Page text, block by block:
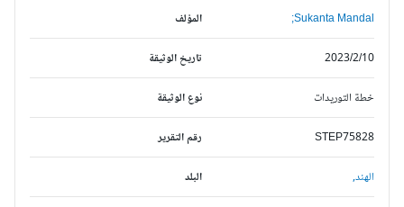
المؤلف Sukanta Mandal;
تاريخ الوثيقة 2023/2/10
نوع الوثيقة خطة التوريدات
رقم التقرير STEP75828
البلد الهند,